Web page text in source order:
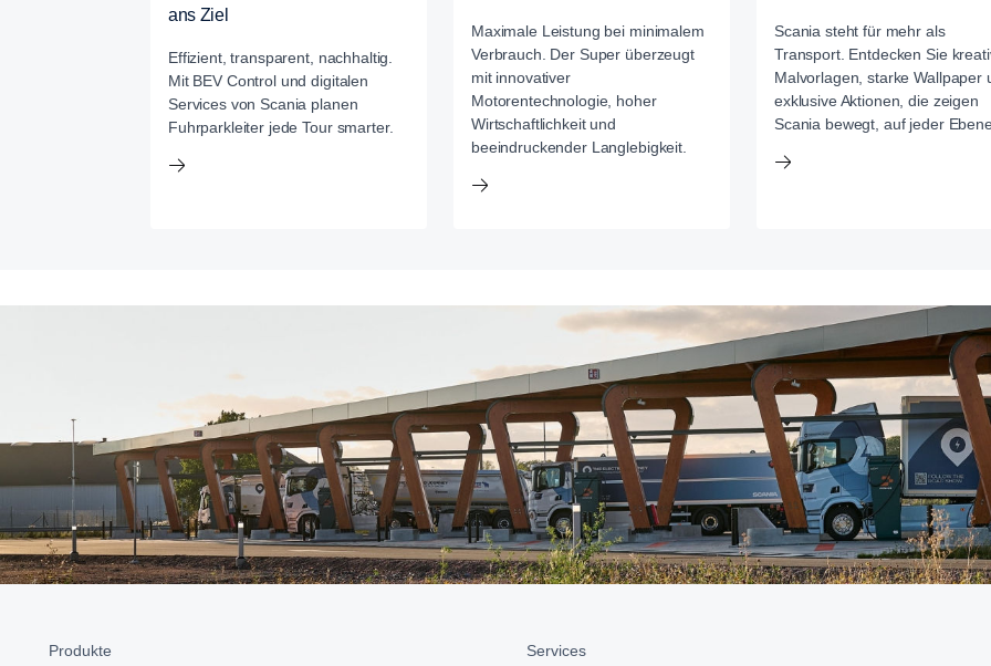
ans Ziel
Effizient, transparent, nachhaltig.
Mit BEV Control und digitalen
Services von Scania planen
Fuhrparkleiter jede Tour smarter.
Maximale Leistung bei minimalem
Verbrauch. Der Super überzeugt
mit innovativer
Motorentechnologie, hoher
Wirtschaftlichkeit und
beeindruckender Langlebigkeit.
Scania steht für mehr als
Transport. Entdecken Sie
Malvorlagen, starke Wallpaper
exklusive Aktionen, die zeigen
Scania bewegt, auf jeder
Produkte Services